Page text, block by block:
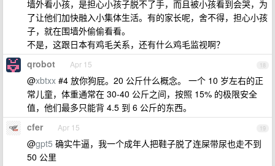
墙外看小孩，是担心小孩子脱不了手，而且被小孩看到会哭，为
了让他们加快融入小集体生活。有的家长呢，舍不得，担心小孩
子，就在围墙外偷偷看看。
不是，这跟日本有鸡毛关系，还有什么鸡毛监视啊？
18
qrobot Apr 15
@xbtxx #4 放你狗屁。20 公斤什么概念。 一个 10 岁左右的正
常儿童，体重通常在 30-40 公斤之间，按照 15% 的极限安全
值，他们最多只能背 4.5 到 6 公斤的东西。
19
cfer Apr 15
@gpt5 确实牛逼，我一个成年人把鞋子脱了连屎带尿也走不到
50 公里